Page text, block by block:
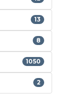
13
8
1050
2